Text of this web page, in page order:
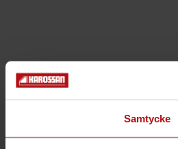
Samtycke